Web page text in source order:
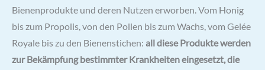
Bienenprodukte und deren Nutzen erworben. Vom Honig
bis zum Propolis, von den Pollen bis zum Wachs, vom Gelée
Royale bis zu den Bienenstichen: all diese Produkte werden
zur Bekämpfung bestimmter Krankheiten eingesetzt, die